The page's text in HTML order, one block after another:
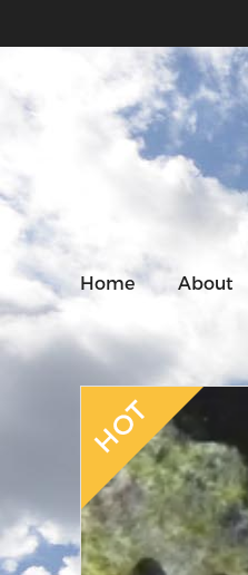
Home About